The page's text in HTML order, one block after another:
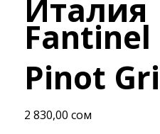
Fantinel
Pinot
Цена
2 830,00 сом
Италия